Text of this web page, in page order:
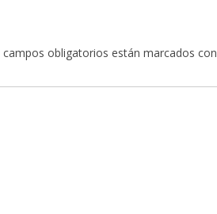
campos obligatorios están marcados con